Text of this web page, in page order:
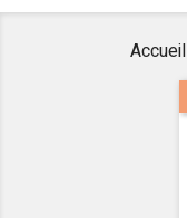
Accueil